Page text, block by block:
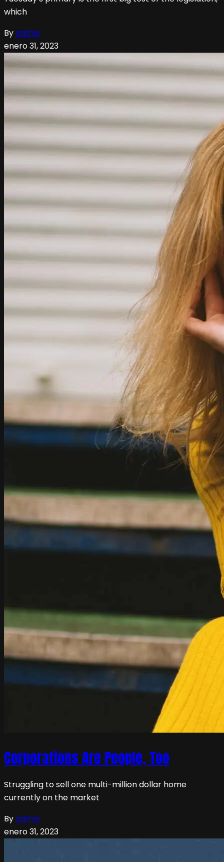
which
Byadmin
enero 31, 2023
Corporations Are People, Too
Struggling to sell one multi-million dollar home
currently on the market
Byadmin
enero 31, 2023